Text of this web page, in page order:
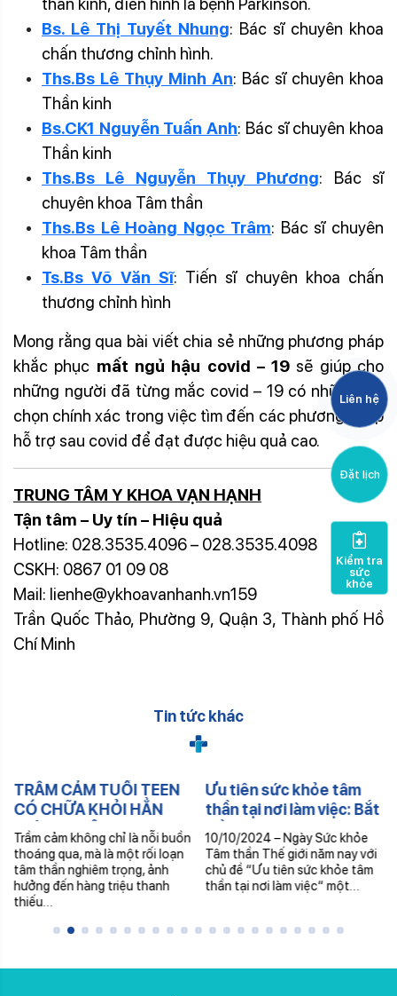
thần kinh, điển hình là bệnh Parkinson.
Bs. Lê Thị Tuyết Nhung: Bác sĩ chuyên khoa
chấn thương chỉnh hình.
Ths.Bs Lê Thụy Minh An: Bác sĩ chuyên khoa
Thần kinh
Bs.CK1 Nguyễn Tuấn Anh: Bác sĩ chuyên khoa
Thần kinh
Ths.Bs Lê Nguyễn Thụy Phương: Bác sĩ
chuyên khoa Tâm thần
Ths.Bs Lê Hoàng Ngọc Trâm: Bác sĩ chuyên
khoa Tâm thần
Ts.Bs Võ Văn Sĩ: Tiến sĩ chuyên khoa chấn
thương chỉnh hình
Mong rằng qua bài viết chia sẻ những phương pháp
khắc phục mất ngủ hậu covid – 19 sẽ giúp cho
những người đã từng mắc covid – 19 có những lựa
chọn chính xác trong việc tìm đến các phương pháp
hỗ trợ sau covid để đạt được hiệu quả cao.
TRUNG TÂM Y KHOA VẠN HẠNH
Tận tâm – Uy tín – Hiệu quả
Hotline: 028.3535.4096 – 028.3535.4098
CSKH: 0867 01 09 08
Mail: lienhe@ykhoavanhanh.vn159
Trần Quốc Thảo, Phường 9, Quận 3, Thành phố Hồ
Chí Minh
Tin tức khác
TRẦM CẢM TUỔI TEEN
CÓ CHỮA KHỎI HẲN
ĐƯỢC KHÔNG?
Trầm cảm không chỉ là nỗi buồn
thoáng qua, mà là một rối loạn
tâm thần nghiêm trọng, ảnh
hưởng đến hàng triệu thanh
thiếu…
Ưu tiên sức khỏe tâm
thần tại nơi làm việc: Bắt
đầu từ hôm nay!
10/10/2024 – Ngày Sức khỏe
Tâm thần Thế giới năm nay với
chủ đề “Ưu tiên sức khỏe tâm
thần tại nơi làm việc“ một…
Liên hệ
Đặt lịch
Kiểm tra
sức
khỏe